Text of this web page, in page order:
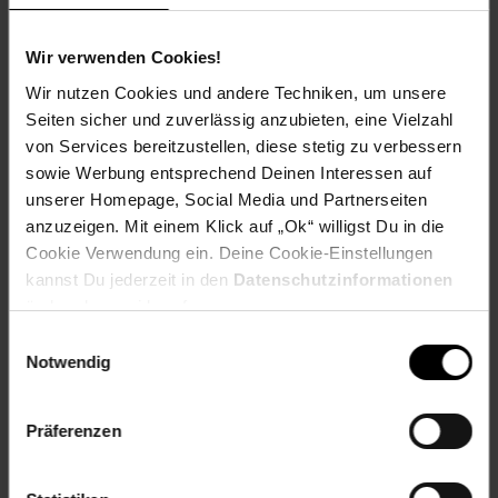
Wir verwenden Cookies!
Wir nutzen Cookies und andere Techniken, um unsere
Seiten sicher und zuverlässig anzubieten, eine Vielzahl
von Services bereitzustellen, diese stetig zu verbessern
sowie Werbung entsprechend Deinen Interessen auf
unserer Homepage, Social Media und Partnerseiten
anzuzeigen. Mit einem Klick auf „Ok“ willigst Du in die
Cookie Verwendung ein. Deine Cookie-Einstellungen
kannst Du jederzeit in den Datenschutzinformationen
ändern bzw. widerrufen.
Notwendig
Präferenzen
Versandinformationen
Herstellerinformationen
Fußzeile
Weitere Online-Angebote
Netto Reisen TV-Shop Weinwelt
Karriere